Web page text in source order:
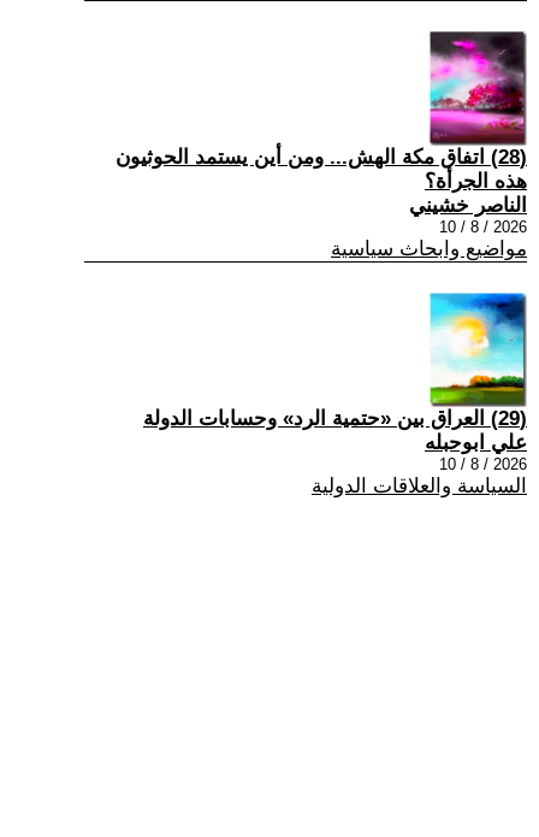
(28) اتفاق مكة الهش... ومن أين يستمد الحوثيون
هذه الجرأة؟
الناصر خشيني
2026 / 8 / 10
مواضيع وابحاث سياسية
(29) العراق بين «حتمية الرد» وحسابات الدولة
علي ابوحبله
2026 / 8 / 10
السياسة والعلاقات الدولية